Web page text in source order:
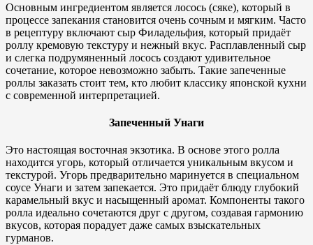
Основным ингредиентом является лосось (сяке), который в
процессе запекания становится очень сочным и мягким. Часто
в рецептуру включают сыр Филадельфия, который придаёт
роллу кремовую текстуру и нежный вкус. Расплавленный сыр
и слегка подрумяненный лосось создают удивительное
сочетание, которое невозможно забыть. Такие запеченные
роллы заказать стоит тем, кто любит классику японской кухни
с современной интерпретацией.
Запеченный Унаги
Это настоящая восточная экзотика. В основе этого ролла
находится угорь, который отличается уникальным вкусом и
текстурой. Угорь предварительно маринуется в специальном
соусе Унаги и затем запекается. Это придаёт блюду глубокий
карамельный вкус и насыщенный аромат. Компоненты такого
ролла идеально сочетаются друг с другом, создавая гармонию
вкусов, которая порадует даже самых взыскательных
гурманов.